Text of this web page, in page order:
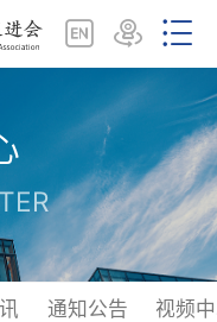
通知公告 视频